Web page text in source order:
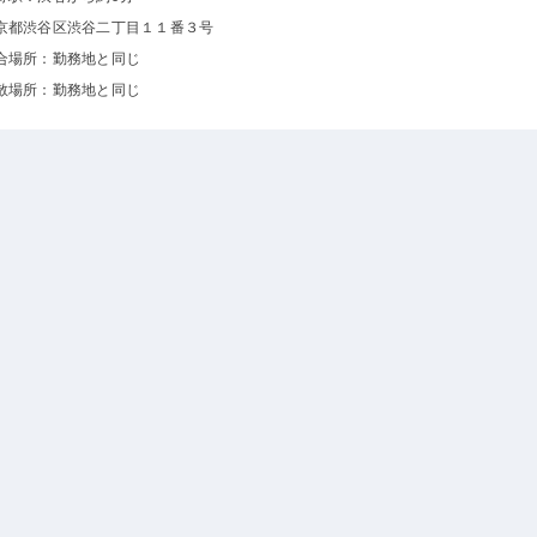
都渋谷区渋谷二丁目１１番３号
場所：勤務地と同じ
場所：勤務地と同じ